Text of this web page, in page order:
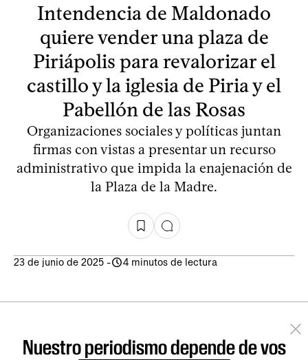
Intendencia de Maldonado
quiere vender una plaza de
Piriápolis para revalorizar el
castillo y la iglesia de Piria y el
Pabellón de las Rosas
Organizaciones sociales y políticas juntan
firmas con vistas a presentar un recurso
administrativo que impida la enajenación de
la Plaza de la Madre.
23 de junio de 2025 - 4 minutos de lectura
Nuestro periodismo depende de vos